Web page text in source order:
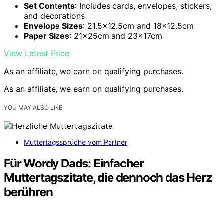
Set Contents: Includes cards, envelopes, stickers,
and decorations
Envelope Sizes: 21.5×12.5cm and 18×12.5cm
Paper Sizes: 21x25cm and 23x17cm
View Latest Price
As an affiliate, we earn on qualifying purchases.
As an affiliate, we earn on qualifying purchases.
YOU MAY ALSO LIKE
Muttertagssprüche vom Partner
Für Wordy Dads: Einfacher
Muttertagszitate, die dennoch das Herz
berühren